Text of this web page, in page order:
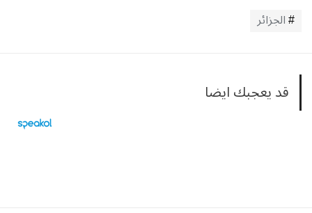
الجزائر
قد يعجبك ايضا